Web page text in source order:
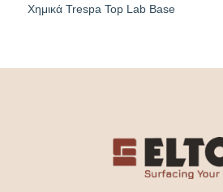
Χημικά Trespa Top Lab Base